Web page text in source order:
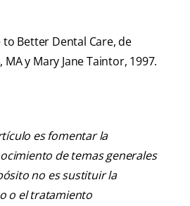
Better Dental Care, de
MA y Mary Jane Taintor, 1997.
es fomentar la
de temas generales
no es sustituir la
o el tratamiento